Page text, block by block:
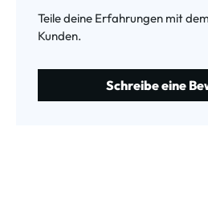
Teile deine Erfahrungen mit
Kunden.
Schreibe eine